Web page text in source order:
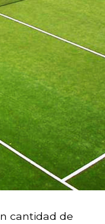
cantidad de